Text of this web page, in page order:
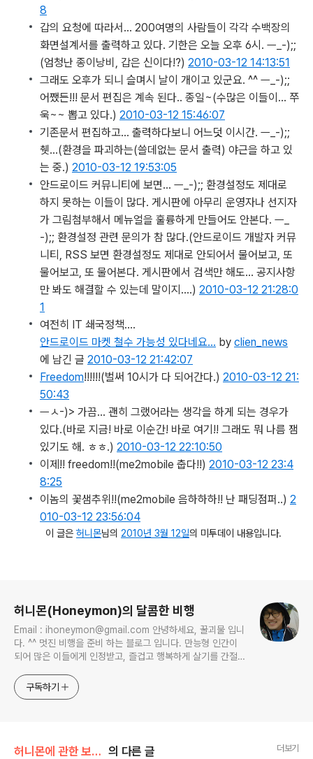
8
갑의 요청에 따라서… 200여명의 사람들이 각각 수백장의
화면설계서를 출력하고 있다. 기한은 오늘 오후 6시. ㅡ_-);;
(엄청난 종이낭비, 갑은 신이다!?) 2010-03-12 14:13:51
그래도 오후가 되니 슬며시 날이 개이고 있군요. ^^ ㅡ_-);;
어쨌든!!! 문서 편집은 계속 된다.. 종일~(수많은 이들이... 쭈
욱~~ 뽑고 있다.) 2010-03-12 15:46:07
기존문서 편집하고… 출력하다보니 어느덧 이시간. ㅡ_-);;
췟…(환경을 파괴하는(쓸데없는 문서 출력) 야근을 하고 있
는 중.) 2010-03-12 19:53:05
안드로이드 커뮤니티에 보면… ㅡ_-);; 환경설정도 제대로
하지 못하는 이들이 많다. 게시판에 아무리 운영자나 선지자
가 그림첨부해서 메뉴얼을 훌륭하게 만들어도 안본다. ㅡ_
-);; 환경설정 관련 문의가 참 많다.(안드로이드 개발자 커뮤
니티, RSS 보면 환경설정도 제대로 안되어서 물어보고, 또
물어보고, 또 물어본다. 게시판에서 검색만 해도... 공지사항
만 봐도 해결할 수 있는데 말이지....) 2010-03-12 21:28:0
1
여전히 IT 쇄국정책….
안드로이드 마켓 철수 가능성 있다네요… by clien_news
에 남긴 글 2010-03-12 21:42:07
Freedom!!!!!!(벌써 10시가 다 되어간다.) 2010-03-12 21:
50:43
ㅡㅅ-)> 가끔… 괜히 그랬어라는 생각을 하게 되는 경우가
있다.(바로 지금! 바로 이순간! 바로 여기!! 그래도 뭐 나름 잼
있기도 해. ㅎㅎ.) 2010-03-12 22:10:50
이제!! freedom!!(me2mobile 춥다!!) 2010-03-12 23:4
8:25
이놈의 꽃샘추위!!(me2mobile 음하하하!! 난 패딩점퍼..) 2
010-03-12 23:56:04
이 글은허니몬님의 2010년 3월 12일의 미투데이 내용입니다.
허니몬(Honeymon)의 달콤한 비행
Email : ihoneymon@gmail.com 안녕하세요, 꿀괴물 입니
다. ^^ 멋진 비행을 준비 하는 블로그 입니다. 만능형 인간이
되어 많은 이들에게 인정받고, 즐겁고 행복하게 살기를 간절히
지켜봐주세요!! ^^
구독하기
허니몬에 관한 보고서/허니몬의 행성, 허니스(Honies) 의 다른 글 더보기